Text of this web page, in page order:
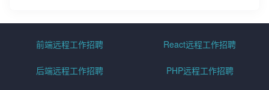
前端远程工作招聘 React远程工作招聘
后端远程工作招聘 PHP远程工作招聘